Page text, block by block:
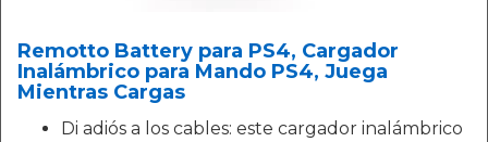
Remotto Battery para PS4, Cargador
Inalámbrico para Mando PS4, Juega
Mientras Cargas
Di adiós a los cables: este cargador inalámbrico